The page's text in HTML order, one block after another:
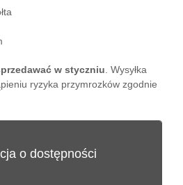
w styczniu . Wysyłka
ryzyka przymrozków zgodnie
o dostępności